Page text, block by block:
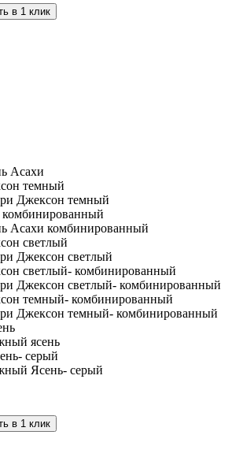
в 1 клик
Асахи
Джексон темный
Асахи комбинированный
Джексон светлый
Джексон светлый- комбинированный
Джексон темный- комбинированный
ясень
Ясень- серый
в 1 клик